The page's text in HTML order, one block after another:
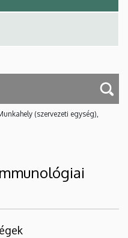
(szervezeti egység),